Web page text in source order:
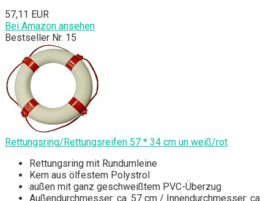
57,11 EUR
Bei Amazon ansehen
Bestseller Nr. 15
Rettungsring/Rettungsreifen 57 * 34 cm un weiß/rot
Rettungsring mit Rundumleine
Kern aus ölfestem Polystrol
außen mit ganz geschweißtem PVC-Überzug
Außendurchmesser: ca. 57 cm / Innendurchmesser: ca.